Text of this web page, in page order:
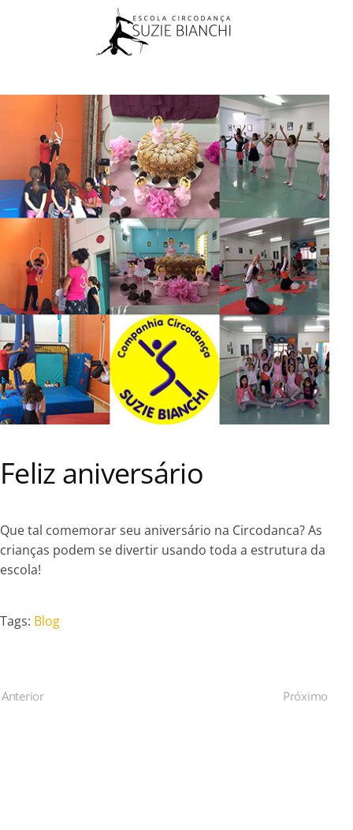
Skip to main content
Feliz aniversário
Que tal comemorar seu aniversário na Circodanca? As
crianças podem se divertir usando toda a estrutura da
escola!
Tags: Blog
Anterior Próximo